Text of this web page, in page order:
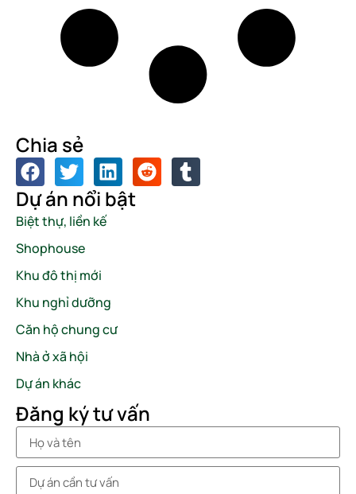
Chia sẻ
Dự án nổi bật
Biệt thự, liền kế
Shophouse
Khu đô thị mới
Khu nghỉ dưỡng
Căn hộ chung cư
Nhà ở xã hội
Dự án khác
Đăng ký tư vấn